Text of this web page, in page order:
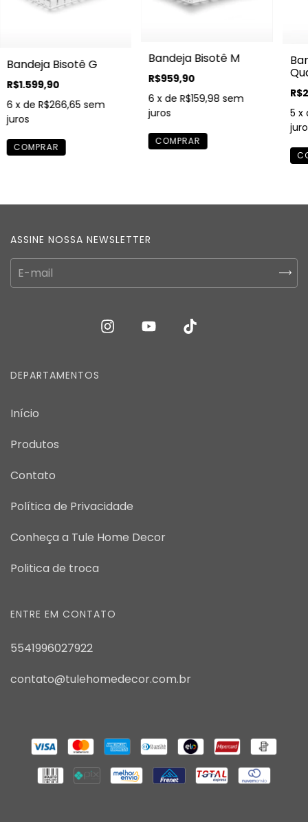
Bandeja Bisotê G
R$1.599,90
6 x de R$266,65 sem
juros
Bandeja Bisotê M
R$959,90
6 x de R$159,98 sem
juros
5 x
ASSINE NOSSA NEWSLETTER
DEPARTAMENTOS
Início
Produtos
Contato
Política de Privacidade
Conheça a Tule Home Decor
Politica de troca
ENTRE EM CONTATO
5541996027922
contato@tulehomedecor.com.br